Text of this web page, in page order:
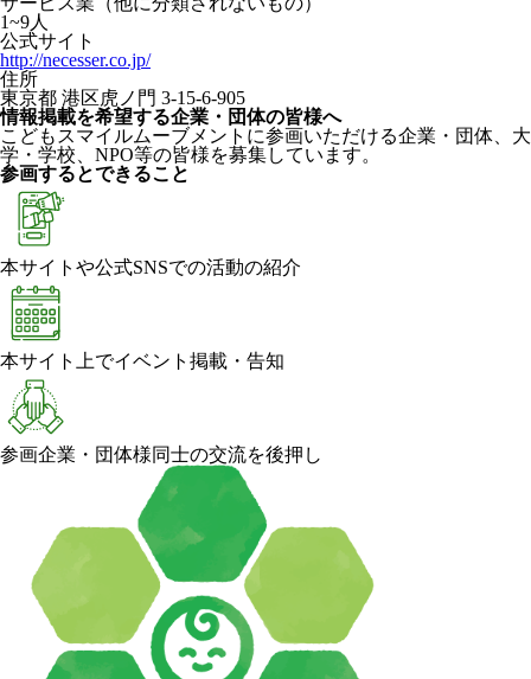
1~9人
公式サイト
http://necesser.co.jp/
住所
東京都 港区虎ノ門 3-15-6-905
情報掲載を希望する企業・団体の皆様へ
こどもスマイルムーブメントに参画いただける企業・団体、大
学・学校、NPO等の皆様を募集しています。
参画するとできること
本サイトや公式SNSでの活動の紹介
本サイト上でイベント掲載・告知
参画企業・団体様同士の交流を後押し